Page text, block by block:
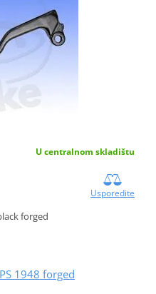
U centralnom skladištu
Usporedite
forged
1948 forged